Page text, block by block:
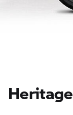
Heritage